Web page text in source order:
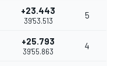
+23.443
39'53.513
5
+25.793
39'55.863
4